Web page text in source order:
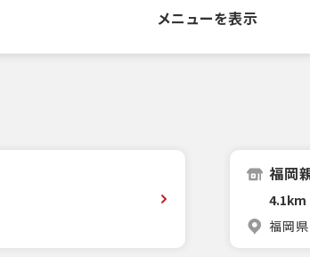
メニューを表示
福岡
4.1km
福岡